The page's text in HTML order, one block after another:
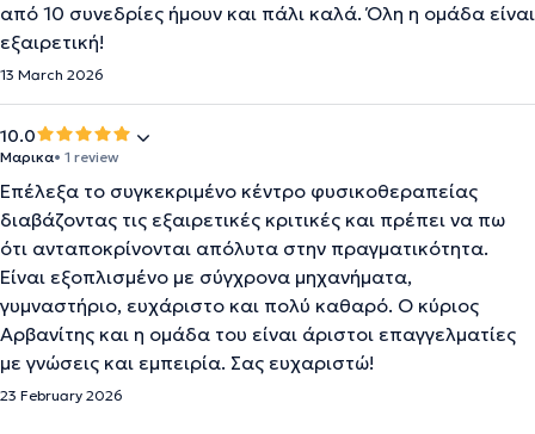
από 10 συνεδρίες ήμουν και πάλι καλά. Όλη η ομάδα είναι
εξαιρετική!
13 March 2026
10.0
Μαρικα• 1 review
Επέλεξα το συγκεκριμένο κέντρο φυσικοθεραπείας
διαβάζοντας τις εξαιρετικές κριτικές και πρέπει να πω
ότι ανταποκρίνονται απόλυτα στην πραγματικότητα.
Είναι εξοπλισμένο με σύγχρονα μηχανήματα,
γυμναστήριο, ευχάριστο και πολύ καθαρό. Ο κύριος
Αρβανίτης και η ομάδα του είναι άριστοι επαγγελματίες
με γνώσεις και εμπειρία. Σας ευχαριστώ!
23 February 2026